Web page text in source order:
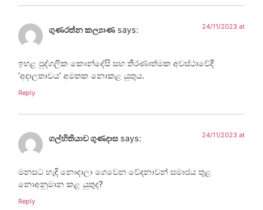
ගුණරත්න කල්‍යාණ says: 24/11/2023 at
ඉහළ පුද්ගලික කොන්දේසි සහ තීරණාත්මක අවස්ථාවේදී
‘අදාලතාවය’ අමතක නොකළ යුතුය.
Reply
ගල්හිතියාව ගුණදාස says: 24/11/2023 at
මනසට හැඳි නොදාලා ගෙවෙන වේදනාවන් සමාජය තුළ
නොඅනුමාන කළ යුතුද?
Reply